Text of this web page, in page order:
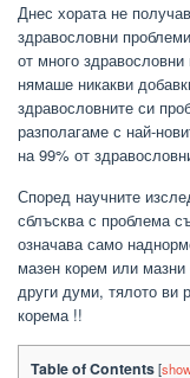
Днес хората не
здравословни
от много
нямаше никакви
здравословните си
разполагаме с най-
на 99% от
Според научните
сблъсква с проблема
означава само
мазен корем или
други думи, тялото ви
корема !!
Table of Contents[